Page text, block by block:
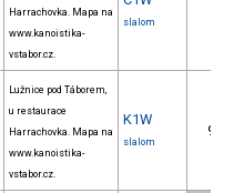
Harrachovka. Mapa na
www.kanoistika-
vstabor.cz.
slalom
Lužnice pod Táborem,
u restaurace
Harrachovka. Mapa na
www.kanoistika-
vstabor.cz.
K1W
slalom
9.